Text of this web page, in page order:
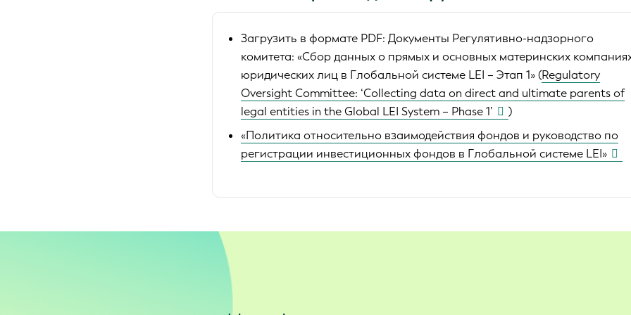
Загрузить в формате PDF: Документы Регулятивно-надзорного
комитета: «Сбор данных о прямых и основных материнских
юридических лиц в Глобальной системе LEI – Этап 1» (Regulatory
Oversight Committee: ‘Collecting data on direct and ultimate parents of
legal entities in the Global LEI System – Phase 1’
)
«Политика относительно взаимодействия фондов и руководство по
регистрации инвестиционных фондов в Глобальной системе LEI»